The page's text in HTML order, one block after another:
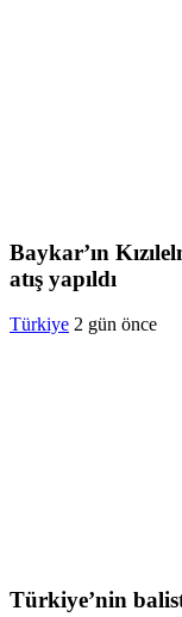
Baykar’ın
atış yapıldı
Türkiye 2 gün önce
Türkiye’nin